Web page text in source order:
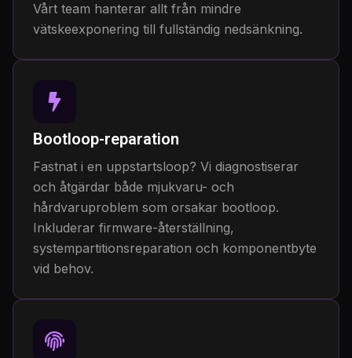
Vårt team hanterar allt från mindre
vätskeexponering till fullständig nedsänkning.
Bootloop-reparation
Fastnat i en uppstartsloop? Vi diagnostiserar
och åtgärdar både mjukvaru- och
hårdvaruproblem som orsakar bootloop.
Inkluderar firmware-återställning,
systempartitionsreparation och komponentbyte
vid behov.